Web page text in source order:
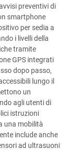
preventivi di
smartphone
per sedia a
i livelli della
tramite
GPS integrati
dopo passo,
lungo il
un
agli utenti di
istruzioni
una mobilità
include anche
ad ultrasuoni